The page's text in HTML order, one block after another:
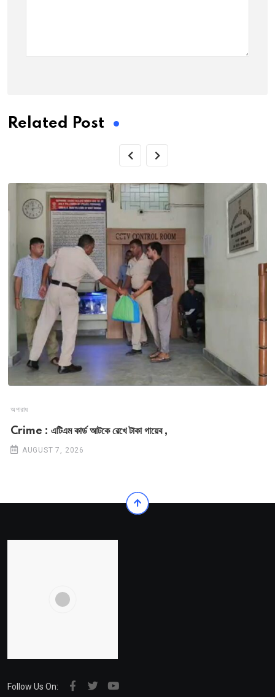
Related Post
অপরাধ
Crime : এটিএম কার্ড আটকে রেখে টাকা গায়েব ,
AUGUST 7, 2026
Follow Us On: